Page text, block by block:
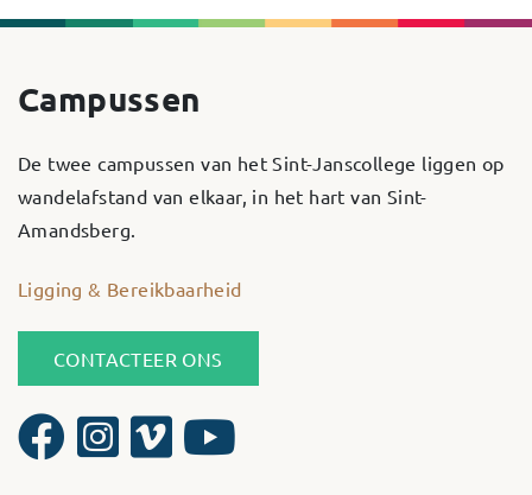
Campussen
De twee campussen van het Sint-Janscollege liggen op
wandelafstand van elkaar, in het hart van Sint-
Amandsberg.
Ligging & Bereikbaarheid
CONTACTEER ONS